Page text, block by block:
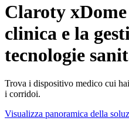
Claroty
clinica e la
tecnologie
Trova i dispositivo medico cui
i corridoi.
Visualizza panoramica della